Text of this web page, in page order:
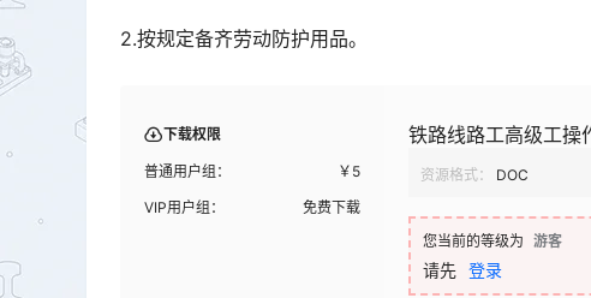
2.按规定备齐劳动防护用品。
下载权限
普通用户组： ￥ 5
VIP用户组：
免费下载
铁路线路工高级工操
资源格式： DOC
您当前的等级为 游客
请先 登录